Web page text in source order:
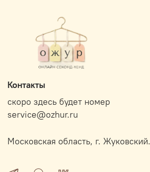
Контакты
скоро здесь будет номер
service@ozhur.ru
Московская область, г. Жуковский.